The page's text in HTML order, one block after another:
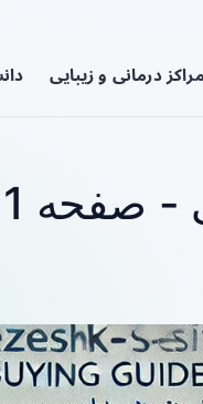
مراکز درمانی و زیبایی
- صفحه 1